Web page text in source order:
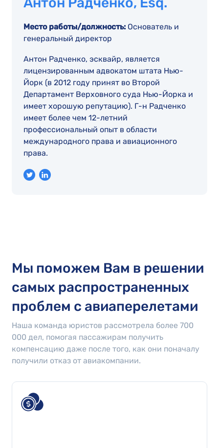
Место работы/должность: Основатель и
генеральный директор
Антон Радченко, эсквайр, является
лицензированным адвокатом штата Нью-
Йорк (в 2012 году принят во Второй
Департамент Верховного суда Нью-Йорка и
имеет хорошую репутацию). Г-н Радченко
имеет более чем 12-летний
профессиональный опыт в области
международного права и авиационного
права.
Мы поможем Вам в решении
самых распространенных
проблем с авиаперелетами
Наша команда юристов рассмотрела более 700
000 дел, помогая пассажирам получить
компенсацию даже после того, как они поначалу
получили отказ от авиакомпании.